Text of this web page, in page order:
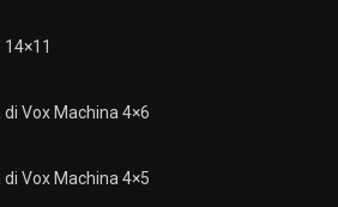
Vox Machina 4×6
Vox Machina 4×5